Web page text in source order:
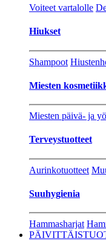
Voiteet vartalolle
Hiukset
Shampoot
Miesten
Miesten päivä- ja
Terveystuotteet
Aurinkotuotteet
Suuhygienia
Hammasharjat